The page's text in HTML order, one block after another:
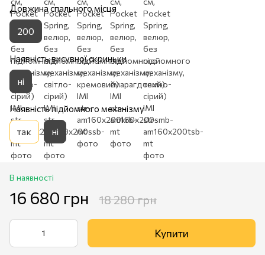
Довжина спального місця
200
Наявність висувної скриньки
ні
Наявність підйомного механізму
так ні
В наявності
16 680 грн 18 280 грн
Купити